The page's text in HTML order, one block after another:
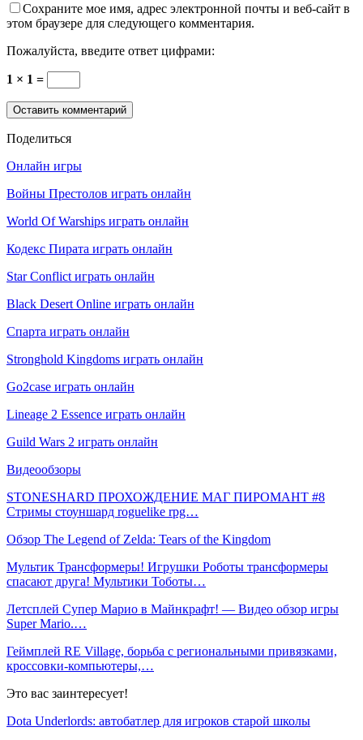
Сохраните мое имя, адрес электронной почты и веб-сайт в
этом браузере для следующего комментария.
Пожалуйста, введите ответ цифрами:
1 × 1 =
Поделиться
Онлайн игры
Войны Престолов играть онлайн
World Of Warships играть онлайн
Кодекс Пирата играть онлайн
Star Conflict играть онлайн
Black Desert Online играть онлайн
Спарта играть онлайн
Stronghold Kingdoms играть онлайн
Go2case играть онлайн
Lineage 2 Essence играть онлайн
Guild Wars 2 играть онлайн
Видеообзоры
STONESHARD ПРОХОЖДЕНИЕ МАГ ПИРОМАНТ #8
Стримы стоуншард roguelike rpg…
Обзор The Legend of Zelda: Tears of the Kingdom
Мультик Трансформеры! Игрушки Роботы трансформеры
спасают друга! Мультики Тоботы…
Летсплей Супер Марио в Майнкрафт! — Видео обзор игры
Super Mario.…
Геймплей RE Village, борьба с региональными привязками,
кроссовки-компьютеры,…
Это вас заинтересует!
Dota Underlords: автобатлер для игроков старой школы